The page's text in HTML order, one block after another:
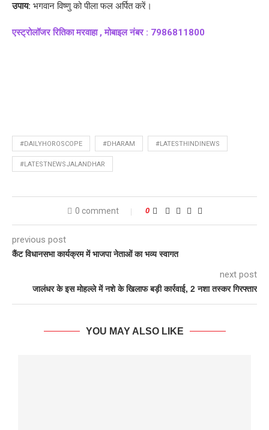
उपाय: भगवान विष्णु को पीला फल अर्पित करें।
एस्ट्रोलॉजर रितिका मरवाहा , मोबाइल नंबर : 7986811800
#DAILYHOROSCOPE #DHARAM #LATESTHINDINEWS
#LATESTNEWSJALANDHAR
0 comment 0
previous post
कैंट विधानसभा कार्यक्रम में भाजपा नेताओं का भव्य स्वागत
next post
जालंधर के इस मोहल्ले में नशे के खिलाफ बड़ी कार्रवाई, 2 नशा तस्कर गिरफ्तार
YOU MAY ALSO LIKE